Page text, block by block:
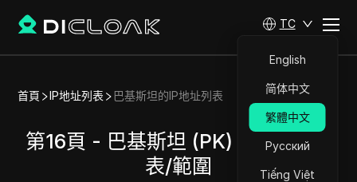
TC
English
简体中文
繁體中文
Русский
Tiếng Việt
首頁 IP地址列表 巴基斯坦的IP地址列表
第16頁 - 巴基斯坦 (PK) - IP地址列
表/範圍